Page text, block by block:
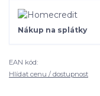
Nákup na splátky
EAN kód:
Hlídat cenu / dostupnost